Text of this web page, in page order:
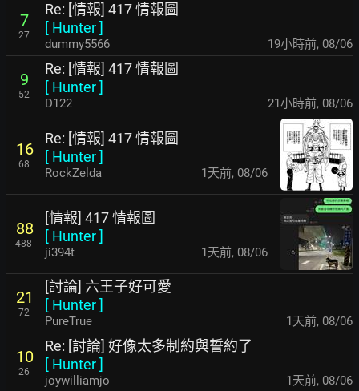
7
27
Re: [情報] 417 情報圖
[ Hunter]
dummy5566 19小時前, 08/06
9
52
Re: [情報] 417 情報圖
[ Hunter]
D122 21小時前, 08/06
16
68
Re: [情報] 417 情報圖
[ Hunter]
RockZelda 1天前, 08/06
88
488
[情報] 417 情報圖
[ Hunter]
ji394t 1天前, 08/06
21
72
[討論] 六王子好可愛
[ Hunter]
PureTrue 1天前, 08/06
10
26
Re: [討論] 好像太多制約與誓約了
[ Hunter]
joywilliamjo 1天前, 08/06